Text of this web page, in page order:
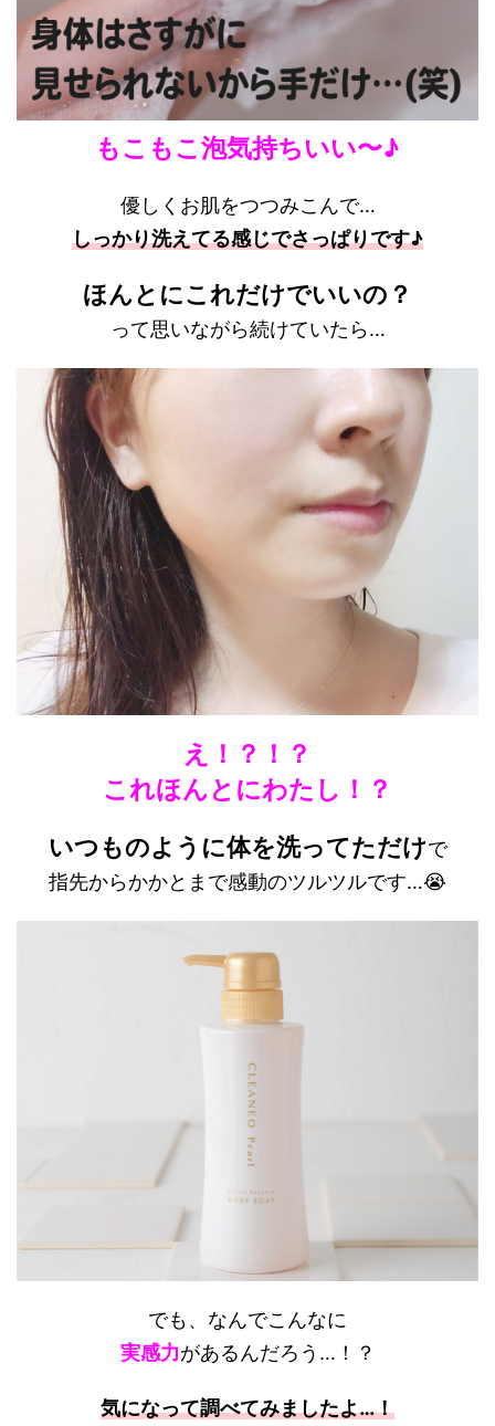
もこもこ泡気持ちいい〜♪
優しくお肌をつつみこんで…
しっかり洗えてる感じでさっぱりです♪
ほんとにこれだけでいいの？
って思いながら続けていたら…
え！？！？
これほんとにわたし！？
いつものように体を洗ってただけで
指先からかかとまで感動のツルツルです…😭
でも、なんでこんなに
実感力があるんだろう…！？
気になって調べてみましたよ…！